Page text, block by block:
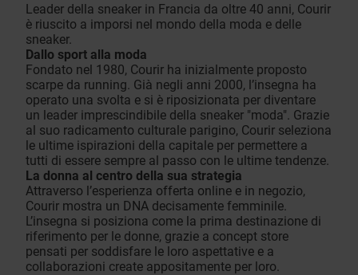
Leader della sneaker in Francia da oltre 40 anni, Courir
è riuscito a imporsi nel mondo della moda e delle
sneaker.
Dallo sport alla moda
Fondato nel 1980, Courir ha inizialmente proposto
scarpe da running. Già negli anni 2000, l’insegna ha
operato una svolta e si è riposizionata per diventare
un leader imprescindibile della sneaker "moda". Grazie
al suo radicamento culturale parigino, Courir seleziona
le ultime ispirazioni della capitale per permettere a
tutti di essere sempre al passo con le ultime tendenze.
La donna al centro della sua strategia
Attraverso l’esperienza offerta online e in negozio,
Courir mostra un DNA decisamente femminile.
L’insegna si posiziona come la prima destinazione di
riferimento per le donne, grazie a concept store
pensati per soddisfare le loro aspettative e a
collaborazioni create appositamente per loro.